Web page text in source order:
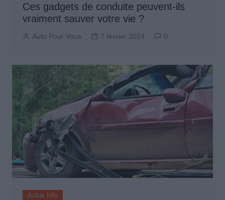
Ces gadgets de conduite peuvent-ils
vraiment sauver votre vie ?
Auto Pour Vous 7 février 2024 0
Actus Info